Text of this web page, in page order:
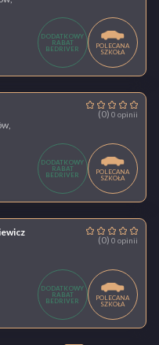
DODATKOWY
RABAT
BEDRIVER
POLECANA
SZKOŁA
(0) 0 opinii
DODATKOWY
RABAT
BEDRIVER
POLECANA
SZKOŁA
(0) 0 opinii
DODATKOWY
RABAT
BEDRIVER
POLECANA
SZKOŁA